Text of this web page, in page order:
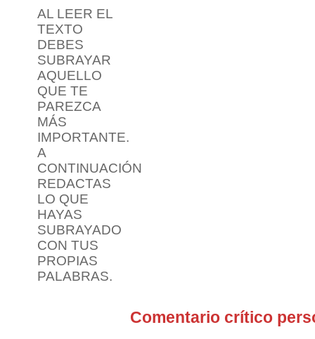
AL LEER EL
TEXTO
DEBES
SUBRAYAR
AQUELLO
QUE TE
PAREZCA
MÁS
IMPORTANTE.
A
CONTINUACIÓN
REDACTAS
LO QUE
HAYAS
SUBRAYADO
CON TUS
PROPIAS
PALABRAS.
Comentario crítico